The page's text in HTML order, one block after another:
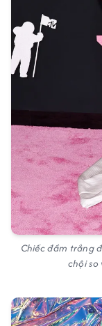
Chiếc đầm trắng
chội